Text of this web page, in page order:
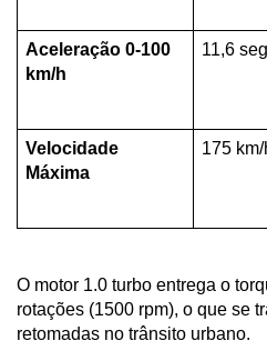
Aceleração 0-100
km/h
11,6
Velocidade
Máxima
175 km/
O motor 1.0 turbo entrega o
rotações (1500 rpm), o que se
retomadas no trânsito urbano.